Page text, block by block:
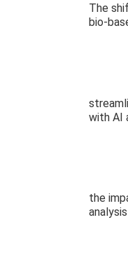
The
bio-
with AI
the